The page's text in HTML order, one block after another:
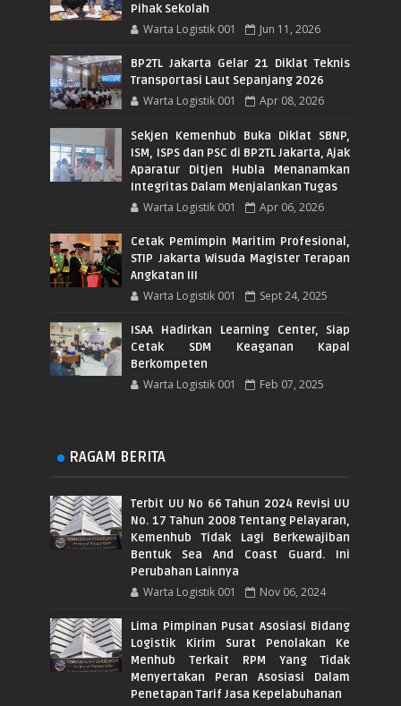
Pihak Sekolah
Warta Logistik 001 Jun 11, 2026
BP2TL Jakarta Gelar 21 Diklat Teknis
Transportasi Laut Sepanjang 2026
Warta Logistik 001 Apr 08, 2026
Sekjen Kemenhub Buka Diklat SBNP,
ISM, ISPS dan PSC di BP2TL Jakarta, Ajak
Aparatur Ditjen Hubla Menanamkan
Integritas Dalam Menjalankan Tugas
Warta Logistik 001 Apr 06, 2026
Cetak Pemimpin Maritim Profesional,
STIP Jakarta Wisuda Magister Terapan
Angkatan III
Warta Logistik 001 Sept 24, 2025
ISAA Hadirkan Learning Center, Siap
Cetak SDM Keaganan Kapal
Berkompeten
Warta Logistik 001 Feb 07, 2025
RAGAM BERITA
Terbit UU No 66 Tahun 2024 Revisi UU
No. 17 Tahun 2008 Tentang Pelayaran,
Kemenhub Tidak Lagi Berkewajiban
Bentuk Sea And Coast Guard. Ini
Perubahan Lainnya
Warta Logistik 001 Nov 06, 2024
Lima Pimpinan Pusat Asosiasi Bidang
Logistik Kirim Surat Penolakan Ke
Menhub Terkait RPM Yang Tidak
Menyertakan Peran Asosiasi Dalam
Penetapan Tarif Jasa Kepelabuhanan